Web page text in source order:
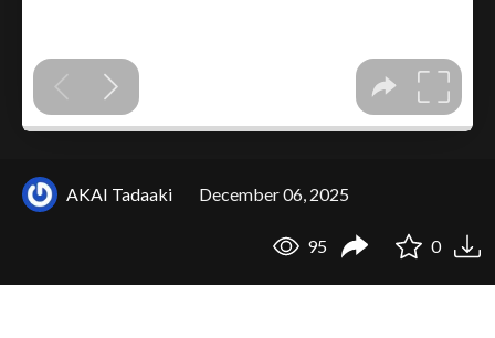
AKAI Tadaaki December 06, 2025
95 0